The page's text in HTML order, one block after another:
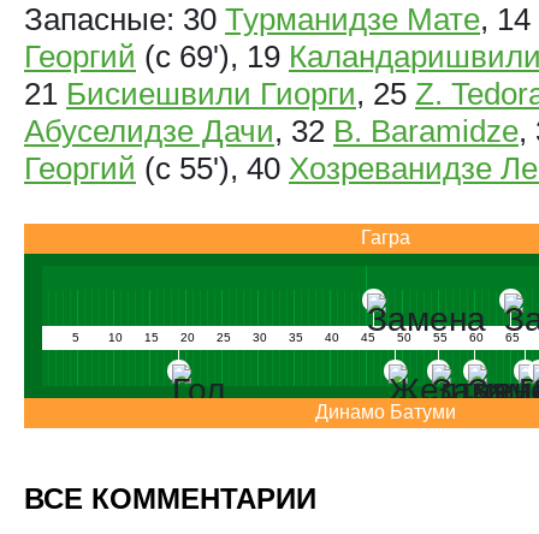
Запасные: 30 Турманидзе Мате, 14
Георгий (с 69'), 19
21 Бисиешвили Гиорги, 25 Z.
Абуселидзе Дачи, 32 B. Baramidze,
Георгий (с 55'), 40 Хозреванидзе
Гагра
5 10 15 20 25 30 35 40 45 50 55 60 65
Динамо Батуми
ВСЕ КОММЕНТАРИИ